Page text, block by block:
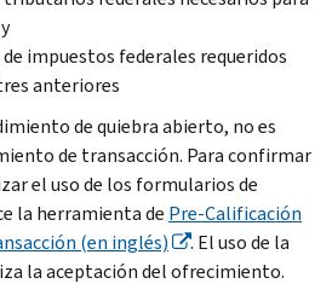
impuestos federales requeridos
anteriores
de quiebra abierto, no es
de transacción. Para confirmar
el uso de los formularios de
la herramienta de Pre-Calificación
(en inglés)
. El uso de la
la aceptación del ofrecimiento.